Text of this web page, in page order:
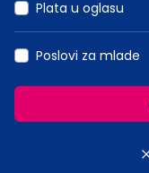
Plata u oglasu
Poslovi za mlade